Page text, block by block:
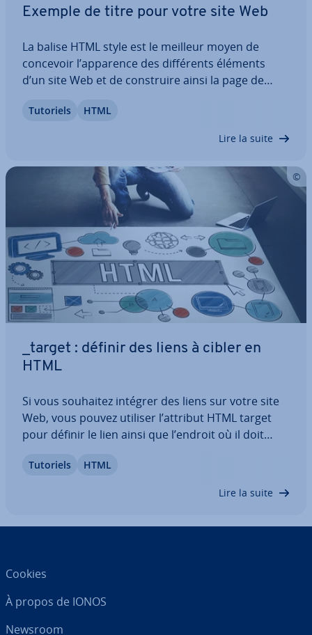
Exemple de titre pour votre site Web
La balise HTML style est le meilleur moyen de
concevoir l’apparence des dif­fé­rents éléments
d’un site Web et de cons­truire ainsi la page de
exac­te­ment la balise style, comment elle est struc­
Tutoriels HTML
Lire la suite
_target : définir des liens à cibler en
HTML
Si vous souhaitez intégrer des liens sur votre site
Web, vous pouvez utiliser l’attribut HTML target
pour définir le lien ainsi que l’endroit où il doit
restent sur votre site Internet ou passent au
Tutoriels HTML
Lire la suite
Cookies
À propos de IONOS
Newsroom